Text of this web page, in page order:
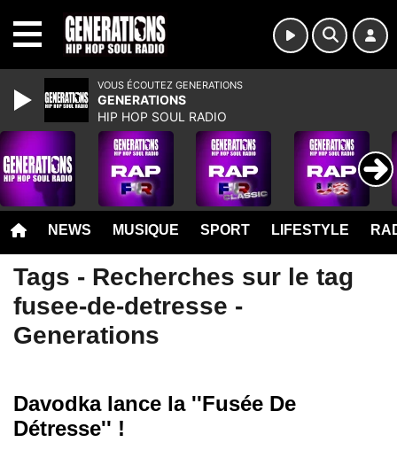
NEWS MUSIQUE SPORT LIFESTYLE
Tags - Recherches sur le tag
fusee-de-detresse -
Generations
Davodka lance la ''Fusée De
Détresse'' !
VOUS ÉCOUTEZ GENERATIONS
GENERATIONS
HIP HOP SOUL RADIO